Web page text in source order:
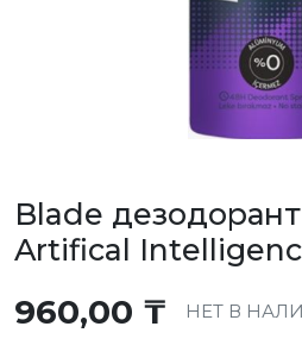
Blade
Artifical
960,00 ₸ НЕТ В